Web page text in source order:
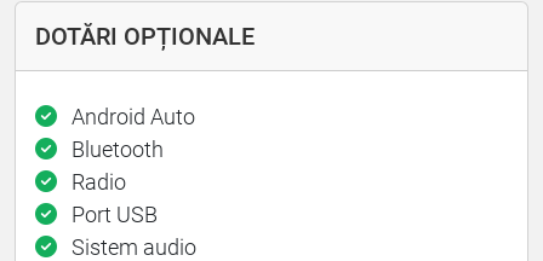
DOTĂRI OPȚIONALE
Android Auto
Bluetooth
Radio
Port USB
Sistem audio